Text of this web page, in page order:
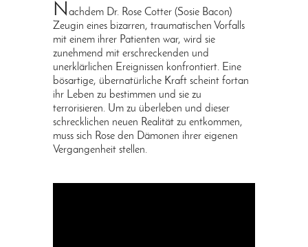
Nachdem Dr. Rose Cotter (Sosie Bacon)
Zeugin eines bizarren, traumatischen Vorfalls
mit einem ihrer Patienten war, wird sie
zunehmend mit erschreckenden und
unerklärlichen Ereignissen konfrontiert. Eine
bösartige, übernatürliche Kraft scheint fortan
ihr Leben zu bestimmen und sie zu
terrorisieren. Um zu überleben und dieser
schrecklichen neuen Realität zu entkommen,
muss sich Rose den Dämonen ihrer eigenen
Vergangenheit stellen.